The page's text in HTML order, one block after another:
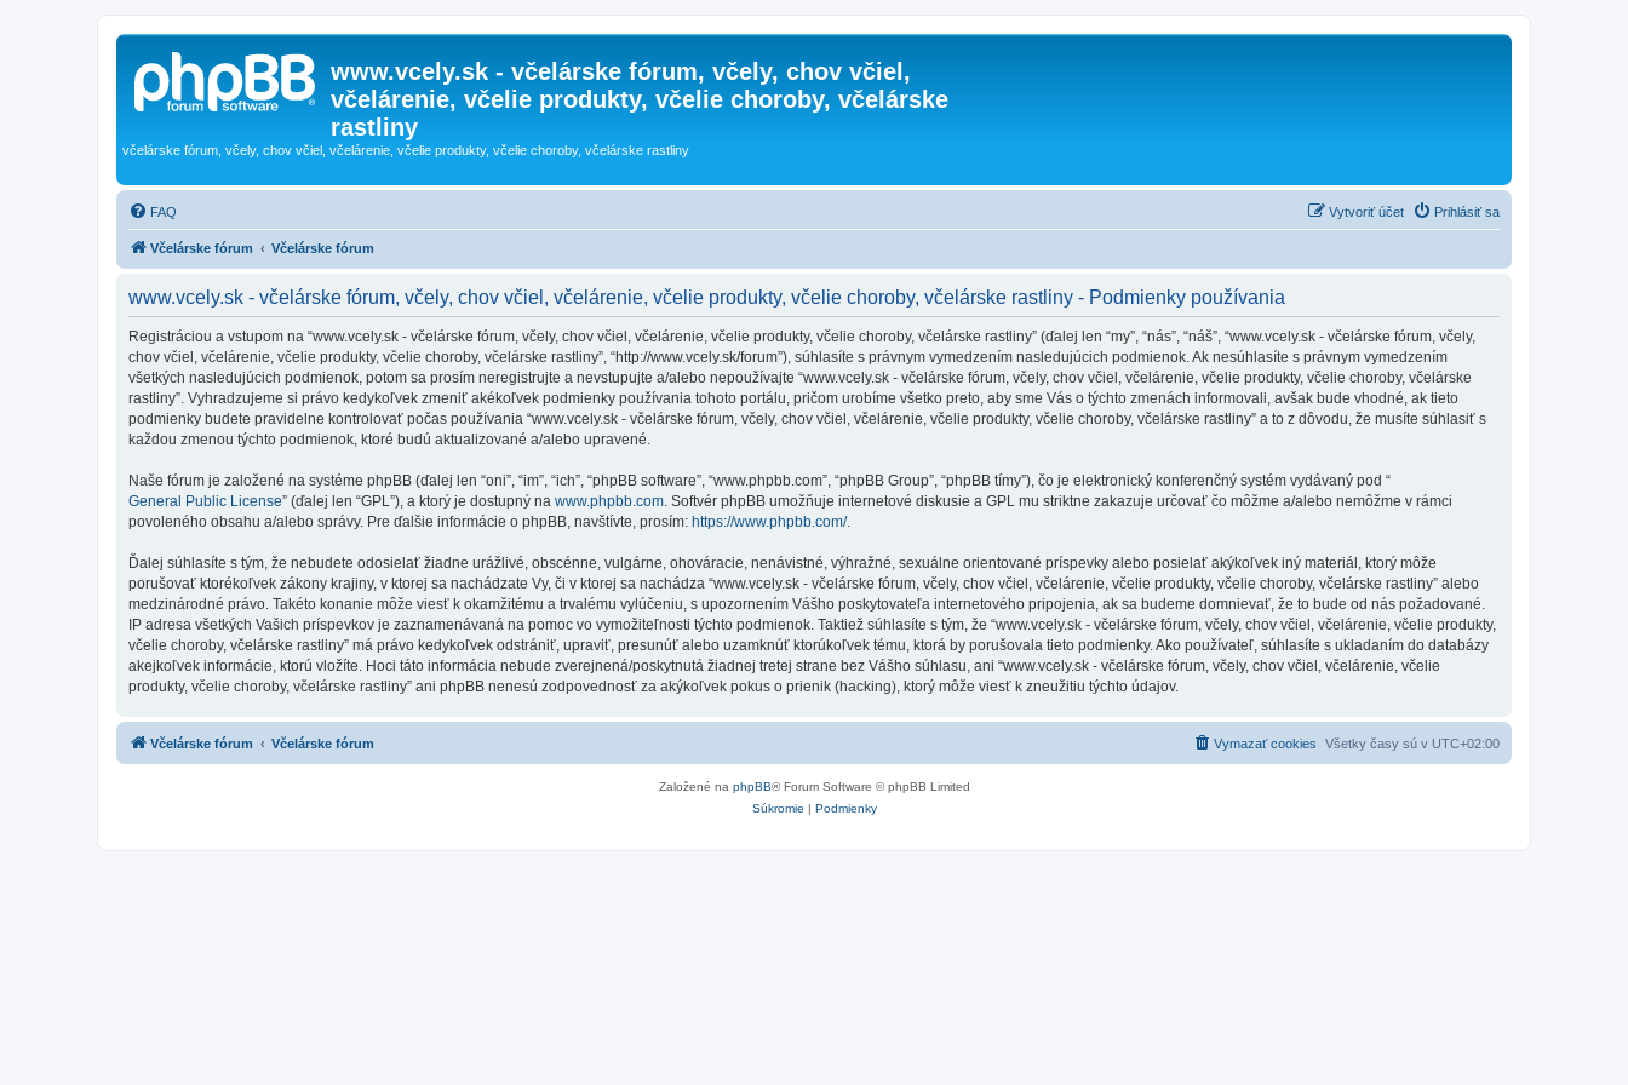
www.vcely.sk - včelárske fórum, včely, chov včiel,
včelárenie, včelie produkty, včelie choroby, včelárske
rastliny
včelárske fórum, včely, chov včiel, včelárenie, včelie produkty, včelie choroby, včelárske rastliny
FAQ Prihlásiť sa
Vytvoriť účet
Včelárske fórum Včelárske fórum
www.vcely.sk - včelárske fórum, včely, chov včiel, včelárenie, včelie produkty, včelie choroby, včelárske rastliny - Podmienky používania
Registráciou a vstupom na “www.vcely.sk - včelárske fórum, včely, chov včiel, včelárenie, včelie produkty, včelie choroby, včelárske rastliny” (ďalej len “my”, “nás”, “náš”, “www.vcely.sk - včelárske fórum, včely,
chov včiel, včelárenie, včelie produkty, včelie choroby, včelárske rastliny”, “http://www.vcely.sk/forum”), súhlasíte s právnym vymedzením nasledujúcich podmienok. Ak nesúhlasíte s právnym vymedzením
všetkých nasledujúcich podmienok, potom sa prosím neregistrujte a nevstupujte a/alebo nepoužívajte “www.vcely.sk - včelárske fórum, včely, chov včiel, včelárenie, včelie produkty, včelie choroby, včelárske
rastliny”. Vyhradzujeme si právo kedykoľvek zmeniť akékoľvek podmienky používania tohoto portálu, pričom urobíme všetko preto, aby sme Vás o týchto zmenách informovali, avšak bude vhodné, ak tieto
podmienky budete pravidelne kontrolovať počas používania “www.vcely.sk - včelárske fórum, včely, chov včiel, včelárenie, včelie produkty, včelie choroby, včelárske rastliny” a to z dôvodu, že musíte súhlasiť s
každou zmenou týchto podmienok, ktoré budú aktualizované a/alebo upravené.
Naše fórum je založené na systéme phpBB (ďalej len “oni”, “im”, “ich”, “phpBB software”, “www.phpbb.com”, “phpBB Group”, “phpBB tímy”), čo je elektronický konferenčný systém vydávaný pod “
General Public License” (ďalej len “GPL”), a ktorý je dostupný na www.phpbb.com . Softvér phpBB umožňuje internetové diskusie a GPL mu striktne zakazuje určovať čo môžme a/alebo nemôžme v rámci
povoleného obsahu a/alebo správy. Pre ďalšie informácie o phpBB, navštívte, prosím: https://www.phpbb.com/.
Ďalej súhlasíte s tým, že nebudete odosielať žiadne urážlivé, obscénne, vulgárne, ohováracie, nenávistné, výhražné, sexuálne orientované príspevky alebo posielať akýkoľvek iný materiál, ktorý môže
porušovať ktorékoľvek zákony krajiny, v ktorej sa nachádzate Vy, či v ktorej sa nachádza “www.vcely.sk - včelárske fórum, včely, chov včiel, včelárenie, včelie produkty, včelie choroby, včelárske rastliny” alebo
medzinárodné právo. Takéto konanie môže viesť k okamžitému a trvalému vylúčeniu, s upozornením Vášho poskytovateľa internetového pripojenia, ak sa budeme domnievať, že to bude od nás požadované.
IP adresa všetkých Vašich príspevkov je zaznamenávaná na pomoc vo vymožiteľnosti týchto podmienok. Taktiež súhlasíte s tým, že “www.vcely.sk - včelárske fórum, včely, chov včiel, včelárenie, včelie produkty,
včelie choroby, včelárske rastliny” má právo kedykoľvek odstrániť, upraviť, presunúť alebo uzamknúť ktorúkoľvek tému, ktorá by porušovala tieto podmienky. Ako používateľ, súhlasíte s ukladaním do databázy
akejkoľvek informácie, ktorú vložíte. Hoci táto informácia nebude zverejnená/poskytnutá žiadnej tretej strane bez Vášho súhlasu, ani “www.vcely.sk - včelárske fórum, včely, chov včiel, včelárenie, včelie
produkty, včelie choroby, včelárske rastliny” ani phpBB nenesú zodpovednosť za akýkoľvek pokus o prienik (hacking), ktorý môže viesť k zneužitiu týchto údajov.
Včelárske fórum Včelárske fórum Všetky časy sú v UTC+02:00
Vymazať cookies
Založené na phpBB® Forum Software © phpBB Limited
Súkromie | Podmienky